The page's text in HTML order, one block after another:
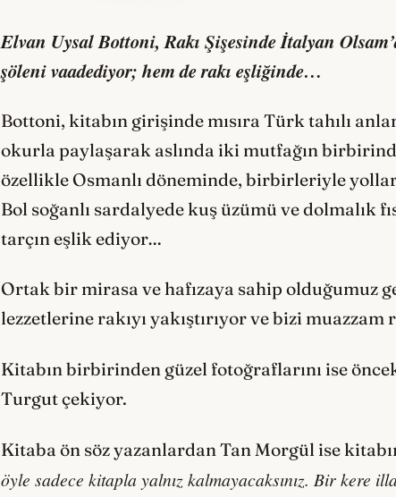
Elvan Uysal Bottoni,Rakı Şişesinde İtalyan Olsam
şöleni vaadediyor; hem de rakı eşliğinde…
Bottoni, kitabın girişinde mısıra Türk tahılı
okurla paylaşarak aslında iki mutfağın
özellikle Osmanlı döneminde, birbirleriyle
Bol soğanlı sardalyede kuş üzümü ve dolmalık
tarçın eşlik ediyor…
Ortak bir mirasa ve hafızaya sahip olduğumuz
lezzetlerine rakıyı yakıştırıyor ve bizi
Kitabın birbirinden güzel fotoğraflarını ise
Turgut çekiyor.
Kitaba ön söz yazanlardan Tan Morgül ise
öyle sadece kitapla yalnız kalmayacaksınız. Bir kere